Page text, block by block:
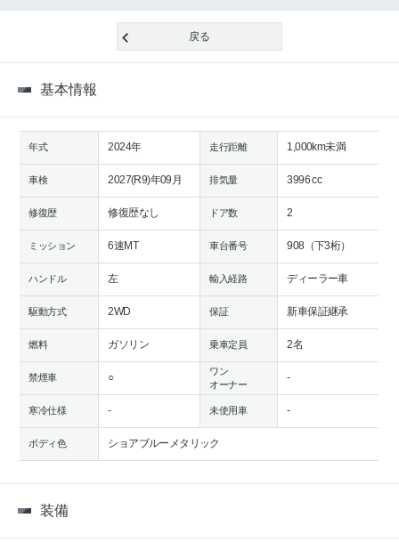
戻る
基本情報
年式 2024年 走行距離 1,000km未満
車検 2027(R9)年09月 排気量 3996 cc
修復歴 修復歴なし ドア数 2
ミッション 6速MT 車台番号 908（下3桁）
ハンドル 左 輸入経路 ディーラー車
駆動方式 2WD 保証 新車保証継承
燃料 ガソリン 乗車定員 2名
禁煙車 ○
ワン
オーナー
-
寒冷仕様 - 未使用車 -
ボディ色 ショアブルーメタリック
装備